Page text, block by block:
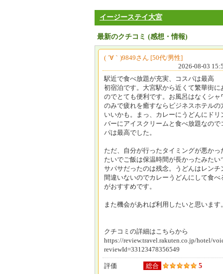
イージーステイ大宮
最新のクチコミ (感想・情報)
( ´∀｀)9849さん [50代/男性]
2026-08-03
駅近で食べ放題が充実、コスパは最高
初宿泊です。大宮駅から近くて繁華街に
のでとても便利です。お風呂はなくシャ
のみで疲れを癒すならビジネスホテルの
いいかも。まっ、カレーにうどんにドリ
バーにアイスクリームと食べ放題なので
パは最高でした。
ただ、自分が行ったタイミングが悪かっ
たいでご飯は保温時間が長かったみたい
サパサだったのは残念。うどんはレンチ
間違いないのでカレーうどんにして食べ
がおすすめです。
また機会があれば利用したいと思います
クチコミの詳細はこちらから
https://review.travel.rakuten.co.jp/hotel/
reviewId=33123478356549
評価 総合 5